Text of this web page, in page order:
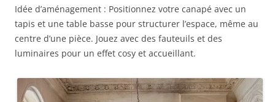
Idée d’aménagement : Positionnez votre canapé avec un
tapis et une table basse pour structurer l’espace, même au
centre d’une pièce. Jouez avec des fauteuils et des
luminaires pour un effet cosy et accueillant.